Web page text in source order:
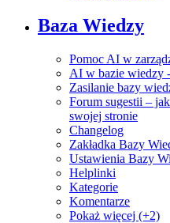
Baza Wiedzy
Pomoc AI w
AI w bazie wiedzy
Zasilanie bazy
Forum sugestii –
swojej stronie
Changelog
Zakładka Bazy
Ustawienia Bazy
Helplinki
Kategorie
Komentarze
Pokaż więcej (+2)